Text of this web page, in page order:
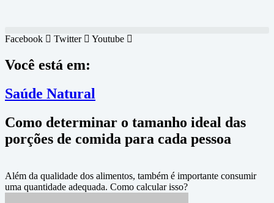
Facebook Twitter Youtube
Você está em:
Saúde Natural
Como determinar o tamanho ideal das
porções de comida para cada pessoa
Além da qualidade dos alimentos, também é importante consumir
uma quantidade adequada. Como calcular isso?